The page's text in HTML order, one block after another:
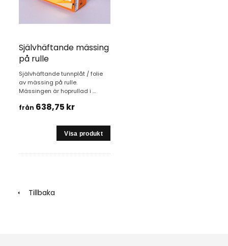
Självhäftande mässing
på rulle
Självhäftande tunnplåt / folie
av mässing på rulle.
Mässingen är hoprullad i ...
från 638,75 kr
Tillbaka